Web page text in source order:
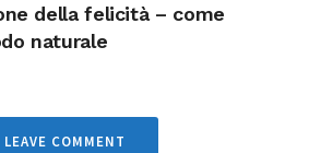
della felicità – come
naturale
LEAVE COMMENT